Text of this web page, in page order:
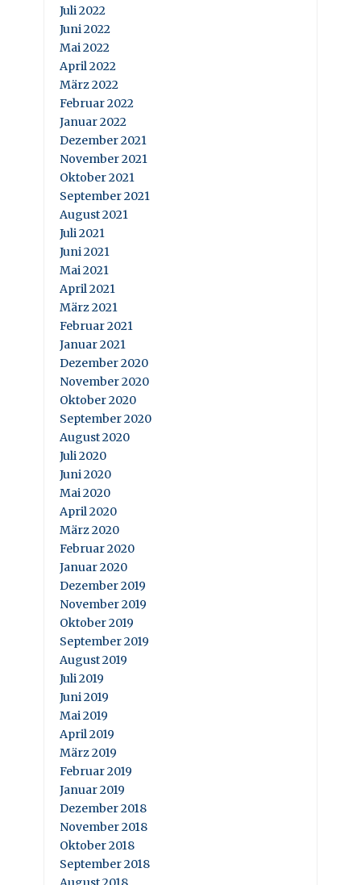
Juli 2022
Juni 2022
Mai 2022
April 2022
März 2022
Februar 2022
Januar 2022
Dezember 2021
November 2021
Oktober 2021
September 2021
August 2021
Juli 2021
Juni 2021
Mai 2021
April 2021
März 2021
Februar 2021
Januar 2021
Dezember 2020
November 2020
Oktober 2020
September 2020
August 2020
Juli 2020
Juni 2020
Mai 2020
April 2020
März 2020
Februar 2020
Januar 2020
Dezember 2019
November 2019
Oktober 2019
September 2019
August 2019
Juli 2019
Juni 2019
Mai 2019
April 2019
März 2019
Februar 2019
Januar 2019
Dezember 2018
November 2018
Oktober 2018
September 2018